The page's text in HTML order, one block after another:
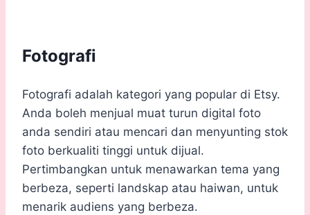
Fotografi
Fotografi adalah kategori yang popular di Etsy.
Anda boleh menjual muat turun digital foto
anda sendiri atau mencari dan menyunting stok
foto berkualiti tinggi untuk dijual.
Pertimbangkan untuk menawarkan tema yang
berbeza, seperti landskap atau haiwan, untuk
menarik audiens yang berbeza.